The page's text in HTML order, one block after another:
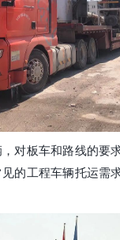
对板车和路线的要
的工程车辆托运需